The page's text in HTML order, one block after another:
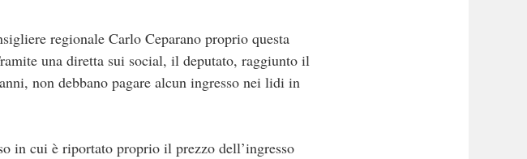
regionale Carlo Ceparano proprio questa
una diretta sui social, il deputato, raggiunto il
non debbano pagare alcun ingresso nei lidi in
in cui è riportato proprio il prezzo dell’ingresso